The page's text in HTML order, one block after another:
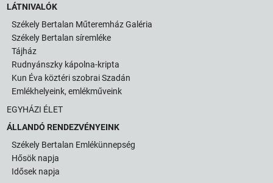
LÁTNIVALÓK
Székely Bertalan Műteremház Galéria
Székely Bertalan síremléke
Tájház
Rudnyánszky kápolna-kripta
Kun Éva köztéri szobrai Szadán
Emlékhelyeink, emlékműveink
EGYHÁZI ÉLET
ÁLLANDÓ RENDEZVÉNYEINK
Székely Bertalan Emlékünnepség
Hősök napja
Idősek napja